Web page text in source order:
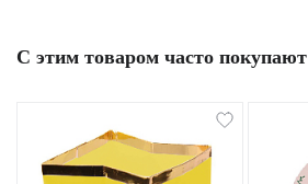
С этим товаром часто покупают